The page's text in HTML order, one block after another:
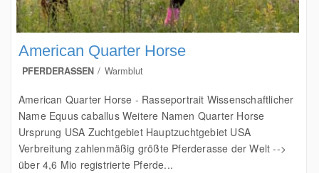
American Quarter Horse
PFERDERASSEN Warmblut
American Quarter Horse - Rasseportrait Wissenschaftlicher
Name Equus caballus Weitere Namen Quarter Horse
Ursprung USA Zuchtgebiet Hauptzuchtgebiet USA
Verbreitung zahlenmäßig größte Pferderasse der Welt -->
über 4,6 Mio registrierte Pferde...